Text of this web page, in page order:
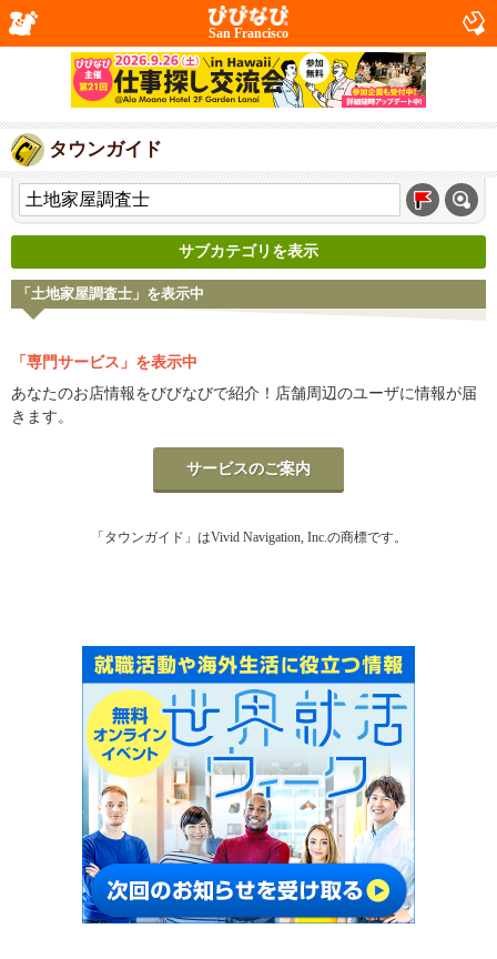
San Francisco
タウンガイド
サブカテゴリを表示
「土地家屋調査士」を表示中
「専門サービス」を表示中
あなたのお店情報をびびなびで紹介！店舗周辺のユーザに情報が届
きます。
サービスのご案内
「タウンガイド」はVivid Navigation, Inc.の商標です。